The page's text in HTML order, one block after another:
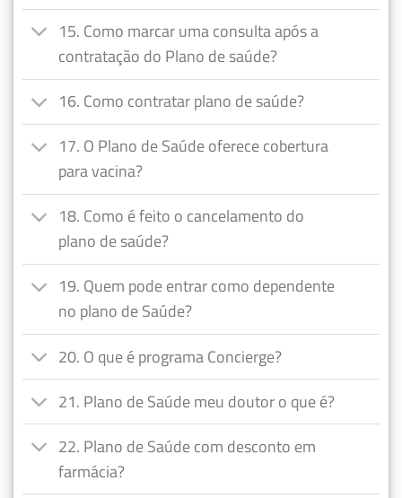
15. Como marcar uma consulta após a
contratação do Plano de saúde?
16. Como contratar plano de saúde?
17. O Plano de Saúde oferece cobertura
para vacina?
18. Como é feito o cancelamento do
plano de saúde?
19. Quem pode entrar como dependente
no plano de Saúde?
20. O que é programa Concierge?
21. Plano de Saúde meu doutor o que é?
22. Plano de Saúde com desconto em
farmácia?